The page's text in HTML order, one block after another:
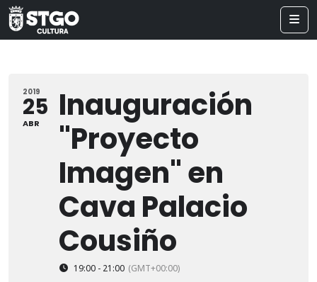
2019
25
ABR
Inauguración
"Proyecto
Imagen" en
Cava Palacio
Cousiño
19:00 - 21:00 (GMT+00:00)